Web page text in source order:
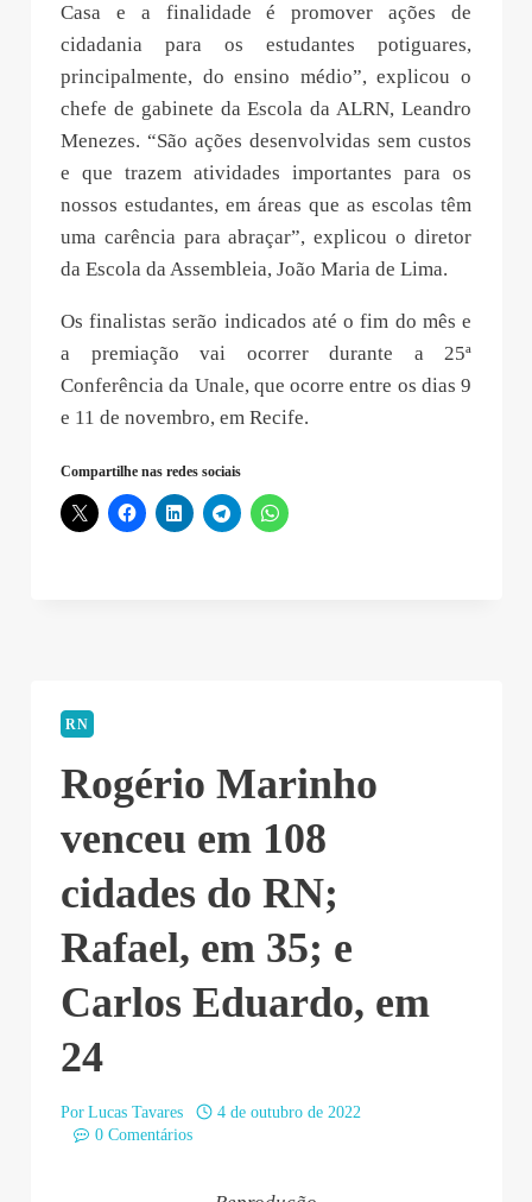
Casa e a finalidade é promover ações de
cidadania para os estudantes potiguares,
principalmente, do ensino médio”, explicou o
chefe de gabinete da Escola da ALRN, Leandro
Menezes. “São ações desenvolvidas sem custos
e que trazem atividades importantes para os
nossos estudantes, em áreas que as escolas têm
uma carência para abraçar”, explicou o diretor
da Escola da Assembleia, João Maria de Lima.
Os finalistas serão indicados até o fim do mês e
a premiação vai ocorrer durante a 25ª
Conferência da Unale, que ocorre entre os dias 9
e 11 de novembro, em Recife.
Compartilhe nas redes sociais
RN
Rogério Marinho
venceu em 108
cidades do RN;
Rafael, em 35; e
Carlos Eduardo, em
24
Por Lucas Tavares
4 de outubro de 2022
0 Comentários